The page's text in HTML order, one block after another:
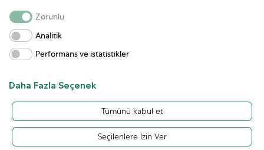
Kurumsal
Kullanım Koşulları
Müşteri Hizmetleri ve İletişim
Zorunlu
Analitik
Performans ve istatistikler
Daha Fazla Seçenek
Seçilenlere İzin Ver
Tümünü kabul et